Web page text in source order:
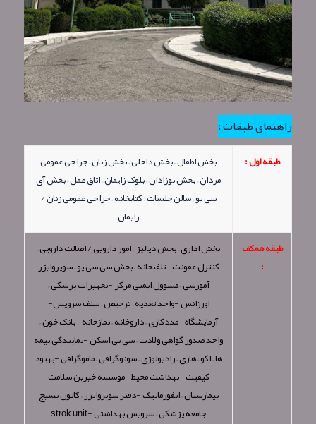
راهنمای طبقات :
طبقه اول :
بخش اطفال – بخش داخلی – بخش زنان – جراحی عمومی
مردان – بخش نوزادان – بلوک زایمان – اتاق عمل – بخش آی
سی یو – سالن جلسات – کتابخانه – جراحی عمومی زنان /
زایمان
طبقه همکف
:
بخش اداری – بخش دیالیز – امور دارویی / اصالت دارویی –
کنترل عفونت -تلفنخانه – بخش سی سی یو – سوپروایزر
آموزشی – مسوول ایمنی مرکز -تجهیزات پزشکی –
اورژانس -واحد تغذیه – ترخیص – سلف سرویس-
آزمایشگاه -مددکاری – داروخانه – نمازخانه -بانک خون –
واحد صدور گواهی ولادت – سی تی اسکن -نمایندگی بیمه
ها – اکو – هاری – رادیولوژی – سونوگرافی – ماموگرافی -بهبود
کیفیت -بهداشت محیط -موسسه خیرین سلامت
بیمارستان – انفورماتیک -دفتر سوپروایزر – کانون بسیج
جامعه پزشکی – سرویس بهداشتی -strok unit